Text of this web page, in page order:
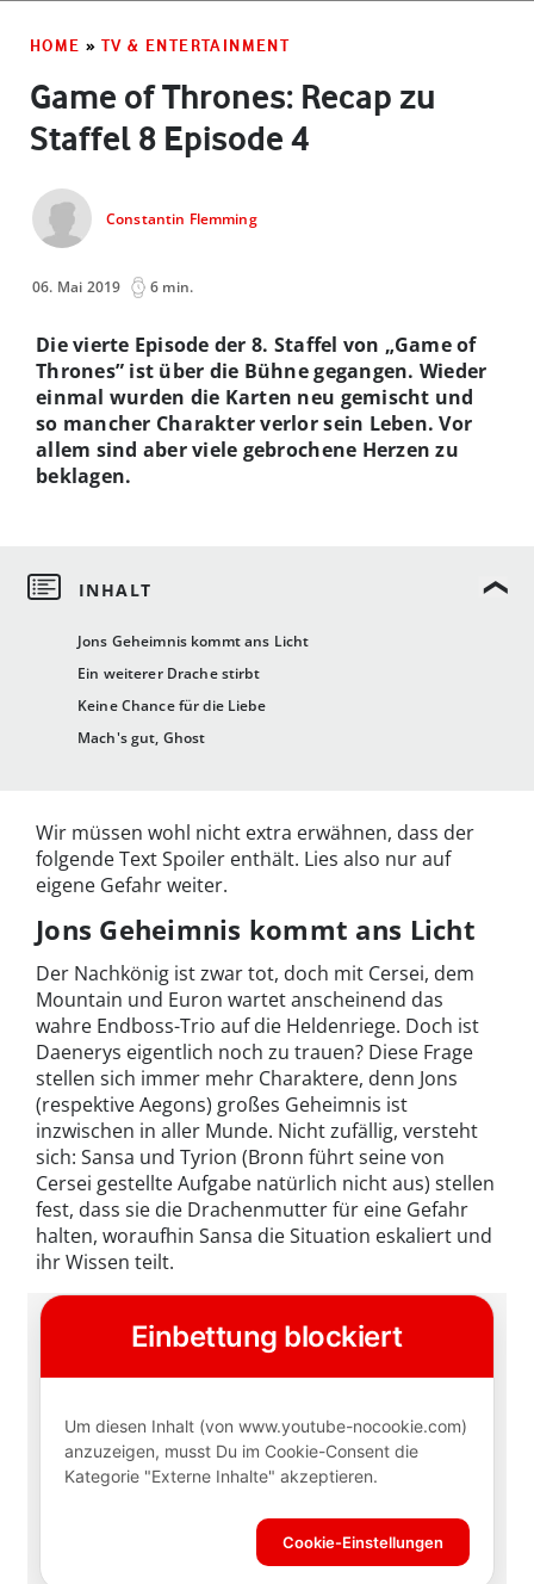
HOME » TV & ENTERTAINMENT
Game of Thrones: Recap zu
Staffel 8 Episode 4
Constantin Flemming
06. Mai 2019 6 min.
Jons Geheimnis kommt ans Licht
Ein weiterer Drache stirbt
Keine Chance für die Liebe
Mach's gut, Ghost
Die vierte Episode der 8. Staffel von „Game of
Thrones” ist über die Bühne gegangen. Wieder
einmal wurden die Karten neu gemischt und
so mancher Charakter verlor sein Leben. Vor
allem sind aber viele gebrochene Herzen zu
beklagen.
Wir müssen wohl nicht extra erwähnen, dass der
folgende Text Spoiler enthält. Lies also nur auf
eigene Gefahr weiter.
Jons Geheimnis kommt ans Licht
Der Nachkönig ist zwar tot, doch mit Cersei, dem
Mountain und Euron wartet anscheinend das
wahre Endboss-Trio auf die Heldenriege. Doch ist
Daenerys eigentlich noch zu trauen? Diese Frage
stellen sich immer mehr Charaktere, denn Jons
(respektive Aegons) großes Geheimnis ist
inzwischen in aller Munde. Nicht zufällig, versteht
sich: Sansa und Tyrion (Bronn führt seine von
Cersei gestellte Aufgabe natürlich nicht aus) stellen
fest, dass sie die Drachenmutter für eine Gefahr
halten, woraufhin Sansa die Situation eskaliert und
ihr Wissen teilt.